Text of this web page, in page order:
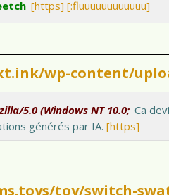
[https] [:fluuuuuuuuuuuu]
wp-content/
5.0 (Windows NT 10.0; Ca
générés par IA. [https]
toy/switch-